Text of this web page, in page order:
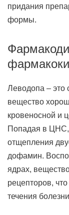
придания
формы.
Леводопа –
вещество
кровеносной и
Попадая в ЦНС,
отщепления
дофамин.
ядрах,
рецепторов,
течения